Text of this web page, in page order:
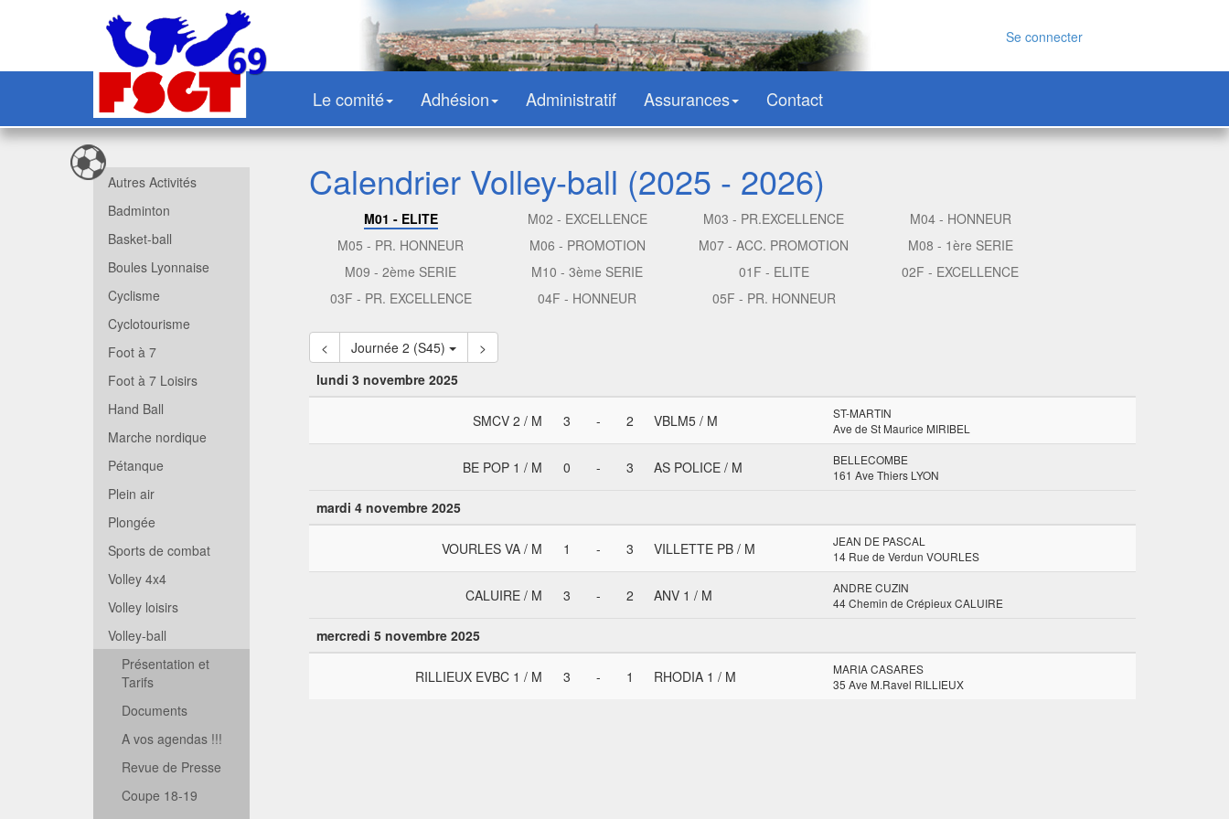
Se connecter
Le comité Adhésion Administratif Assurances Contact
Autres Activités
Badminton
Basket-ball
Boules Lyonnaise
Cyclisme
Cyclotourisme
Foot à 7
Foot à 7 Loisirs
Hand Ball
Marche nordique
Pétanque
Plein air
Plongée
Sports de combat
Volley 4x4
Volley loisirs
Volley-ball
Présentation et
Tarifs
Documents
A vos agendas !!!
Revue de Presse
Coupe 18-19
Calendrier Volley-ball (2025 - 2026)
M01 - ELITE M02 - EXCELLENCE M03 - PR.EXCELLENCE
M04 - HONNEUR
M05 - PR. HONNEUR
M06 - PROMOTION M07 - ACC. PROMOTION
M08 - 1ère SERIE
M09 - 2ème SERIE
M10 - 3ème SERIE 01F - ELITE
02F - EXCELLENCE
03F - PR. EXCELLENCE
04F - HONNEUR 05F - PR. HONNEUR
< Journée 2 (S45)
>
lundi 3 novembre 2025
SMCV 2 / M 3 - 2 VBLM5 / M
ST-MARTIN
Ave de St Maurice MIRIBEL
BE POP 1 / M 0 - 3 AS POLICE / M
BELLECOMBE
161 Ave Thiers LYON
mardi 4 novembre 2025
VOURLES VA / M 1 - 3 VILLETTE PB / M
JEAN DE PASCAL
14 Rue de Verdun VOURLES
CALUIRE / M 3 - 2 ANV 1 / M
ANDRE CUZIN
44 Chemin de Crépieux CALUIRE
mercredi 5 novembre 2025
RILLIEUX EVBC 1 / M 3 - 1 RHODIA 1 / M
MARIA CASARES
35 Ave M.Ravel RILLIEUX